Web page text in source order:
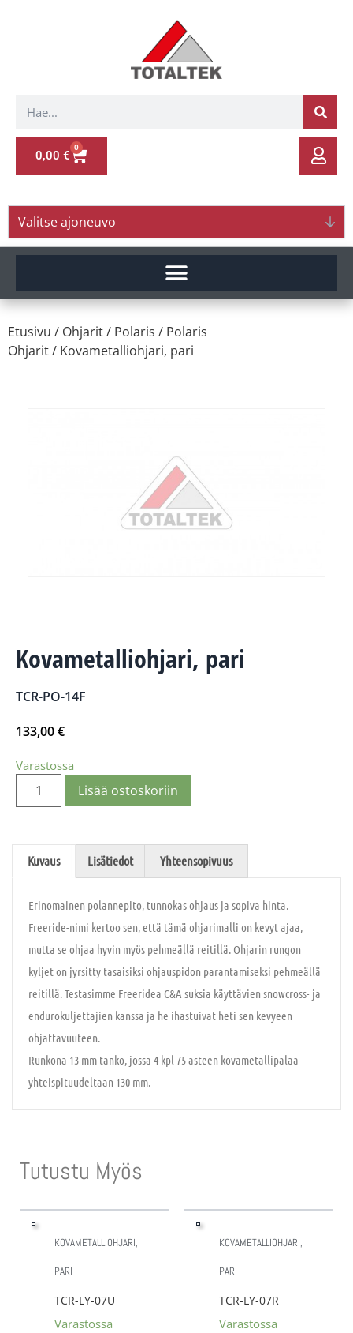
0,00 €
0
Valitse ajoneuvo
Etusivu / Ohjarit/ Polaris / Polaris
Ohjarit/ Kovametalliohjari, pari
Kovametalliohjari, pari
TCR-PO-14F
133,00€
Varastossa
Lisää ostoskoriin
Kuvaus Lisätiedot Yhteensopivuus
Erinomainen polannepito, tunnokas ohjaus ja sopiva hinta.
Freeride-nimi kertoo sen, että tämä ohjarimalli on kevyt ajaa,
mutta se ohjaa hyvin myös pehmeällä reitillä. Ohjarin rungon
kyljet on jyrsitty tasaisiksi ohjauspidon parantamiseksi pehmeällä
reitillä. Testasimme Freeridea C&A suksia käyttävien snowcross- ja
endurokuljettajien kanssa ja he ihastuivat heti sen kevyeen
ohjattavuuteen.
Runkona 13 mm tanko, jossa 4 kpl 75 asteen kovametallipalaa
yhteispituudeltaan 130 mm.
Tutustu Myös
KOVAMETALLIOHJARI,
PARI
TCR-LY-07U
Varastossa
KOVAMETALLIOHJARI,
PARI
TCR-LY-07R
Varastossa